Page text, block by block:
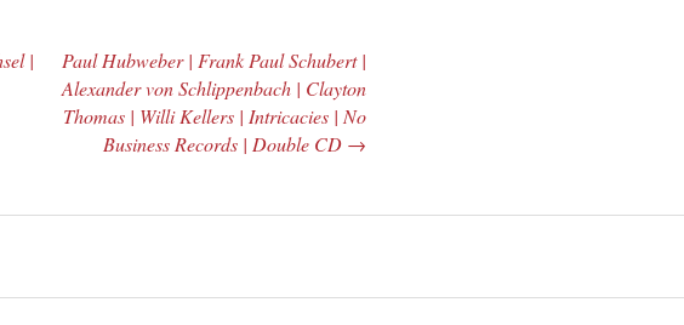
II |
|
Paul Hubweber | Frank Paul Schubert |
Alexander von Schlippenbach | Clayton
Thomas | Willi Kellers | Intricacies | No
Business Records | Double CD →